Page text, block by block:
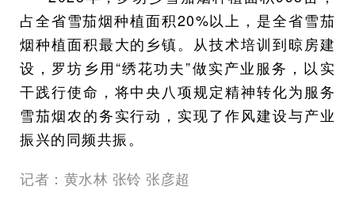
占全省雪茄烟种植面积20%以上，是全省雪茄
烟种植面积最大的乡镇。从技术培训到晾房建
设，罗坊乡用“绣花功夫”做实产业服务，以实
干践行使命，将中央八项规定精神转化为服务
雪茄烟农的务实行动，实现了作风建设与产业
振兴的同频共振。
记者：黄水林 张铃 张彦超